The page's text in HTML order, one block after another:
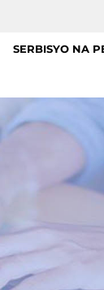
SERBISYO NA